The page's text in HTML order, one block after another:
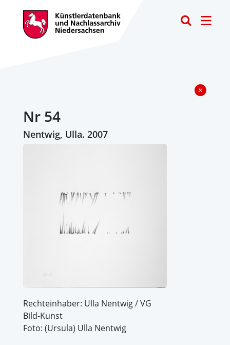
Nr 54
Nentwig, Ulla. 2007
Rechteinhaber: Ulla Nentwig / VG
Bild-Kunst
Foto: (Ursula) Ulla Nentwig